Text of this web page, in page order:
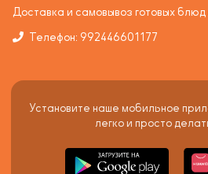
Доставка и самовывоз готовых блюд
Телефон: 992446601177
Установите наше мобильное
легко и просто